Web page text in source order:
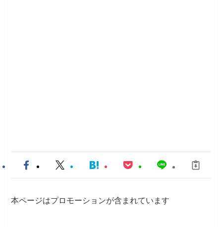
本ページはプロモーションが含まれています